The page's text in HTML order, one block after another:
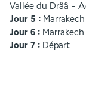
Vallée du Drââ -
Jour 5 :
Jour 6 :
Jour 7 : Départ